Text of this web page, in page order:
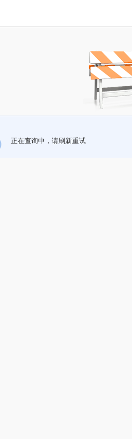
正在查询中，请刷新重试